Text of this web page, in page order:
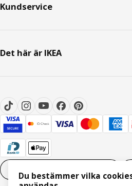
Kundservice
Det här är IKEA
Du bestämmer vilka